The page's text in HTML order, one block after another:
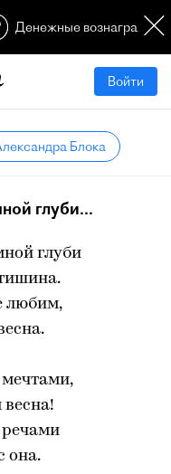
Денежные
Войти
Блока
глуби...
глуби
любим,
весна!
она.